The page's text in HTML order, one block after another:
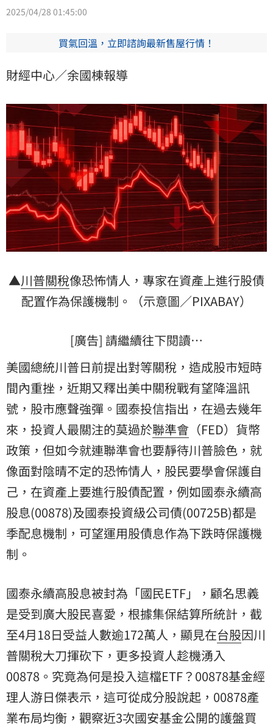
2025/04/28 01:45:00
買氣回溫，立即諮詢最新售屋行情！
財經中心／余國棟報導
▲川普關稅像恐怖情人，專家在資產上進行股債
配置作為保護機制。（示意圖／PIXABAY）
[廣告] 請繼續往下閱讀…
美國總統川普日前提出對等關稅，造成股市短時
間內重挫，近期又釋出美中關稅戰有望降溫訊
號，股市應聲強彈。國泰投信指出，在過去幾年
來，投資人最關注的莫過於聯準會 （FED）貨幣
政策，但如今就連聯準會也要靜待川普臉色，就
像面對陰晴不定的恐怖情人，股民要學會保護自
己，在資產上要進行股債配置，例如國泰永續高
股息(00878)及國泰投資級公司債(00725B)都是
季配息機制，可望運用股債息作為下跌時保護機
制。
國泰永續高股息被封為「國民ETF」，顧名思義
是受到廣大股民喜愛，根據集保結算所統計，截
至4月18日受益人數逾172萬人，顯見在台股因川
普關稅大刀揮砍下，更多投資人趁機湧入
00878。究竟為何是投入這檔ETF？00878基金經
理人游日傑表示，這可從成分股說起，00878產
業布局均衡，觀察近3次國安基金公開的護盤買